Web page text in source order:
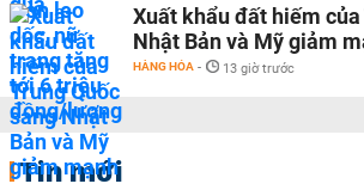
Xuất khẩu đất hiếm của
Nhật Bản và Mỹ giảm
HÀNG HÓA - 13 giờ trước
Tin mới